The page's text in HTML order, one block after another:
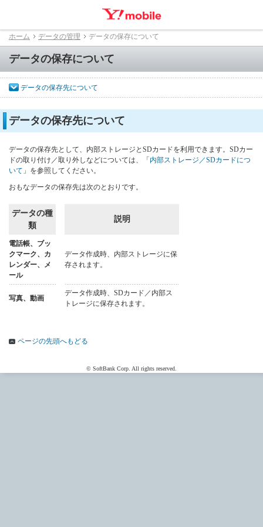
ホーム データの管理 データの保存について
データの保存について
データの保存先について
データの保存先について
データの保存先として、内部ストレージとSDカードを利用できます。SDカー
ドの取り付け／取り外しなどについては、「 内部ストレージ／SDカードにつ
いて 」を参照してください。
おもなデータの保存先は次のとおりです。
データの種
類
説明
電話帳、ブッ
クマーク、カ
レンダー、メ
ール
データ作成時、内部ストレージに保
存されます。
写真、動画
データ作成時、SDカード／内部ス
トレージに保存されます。
ページの先頭へもどる
© SoftBank Corp. All rights reserved.